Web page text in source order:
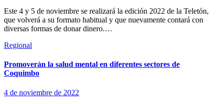
Este 4 y 5 de noviembre se realizará la edición 2022 de la Teletón,
que volverá a su formato habitual y que nuevamente contará con
diversas formas de donar dinero.…
Regional
Promoverán la salud mental en diferentes sectores de
Coquimbo
4 de noviembre de 2022